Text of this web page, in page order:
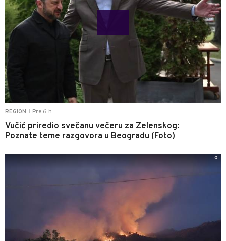
REGION Pre 6 h
Vučić priredio svečanu večeru za Zelenskog:
Poznate teme razgovora u Beogradu (Foto)
0